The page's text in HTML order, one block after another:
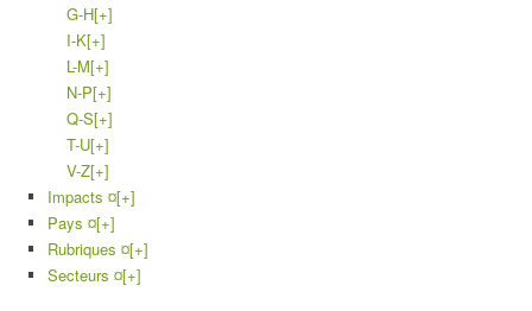
G-H[+]
I-K[+]
L-M[+]
N-P[+]
Q-S[+]
T-U[+]
V-Z[+]
Impacts ¤[+]
Pays ¤[+]
Rubriques ¤[+]
Secteurs ¤[+]